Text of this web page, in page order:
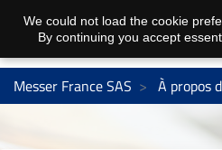
Messer France SAS À propos
We could not load the cookie
By continuing you accept